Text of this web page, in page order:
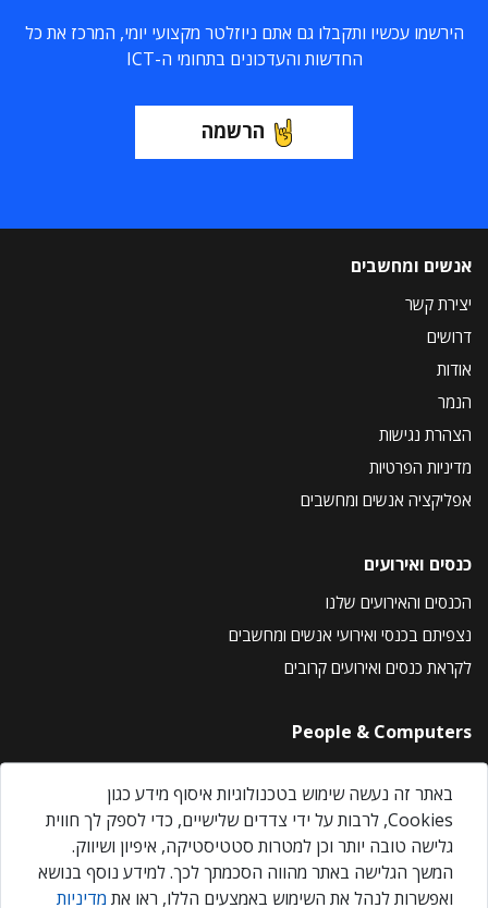
הירשמו עכשיו ותקבלו גם אתם ניוזלטר מקצועי יומי, המרכז את כל
החדשות והעדכונים בתחומי ה-ICT
הרשמה
אנשים ומחשבים
יצירת קשר
דרושים
אודות
הנמר
הצהרת נגישות
מדיניות הפרטיות
אפליקציה אנשים ומחשבים
כנסים ואירועים
הכנסים והאירועים שלנו
נצפיתם בכנסי ואירועי אנשים ומחשבים
לקראת כנסים ואירועים קרובים
People & Computers
About Us
Privacy Policy
Contact Us
Our Events
באתר זה נעשה שימוש בטכנולוגיות איסוף מידע כגון
Cookies, לרבות על ידי צדדים שלישיים, כדי לספק לך חווית
גלישה טובה יותר וכן למטרות סטטיסטיקה, איפיון ושיווק.
המשך הגלישה באתר מהווה הסכמתך לכך. למידע נוסף בנושא
ואפשרות לנהל את השימוש באמצעים הללו, ראו את מדיניות